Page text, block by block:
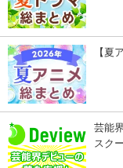
【夏
芸能
スク